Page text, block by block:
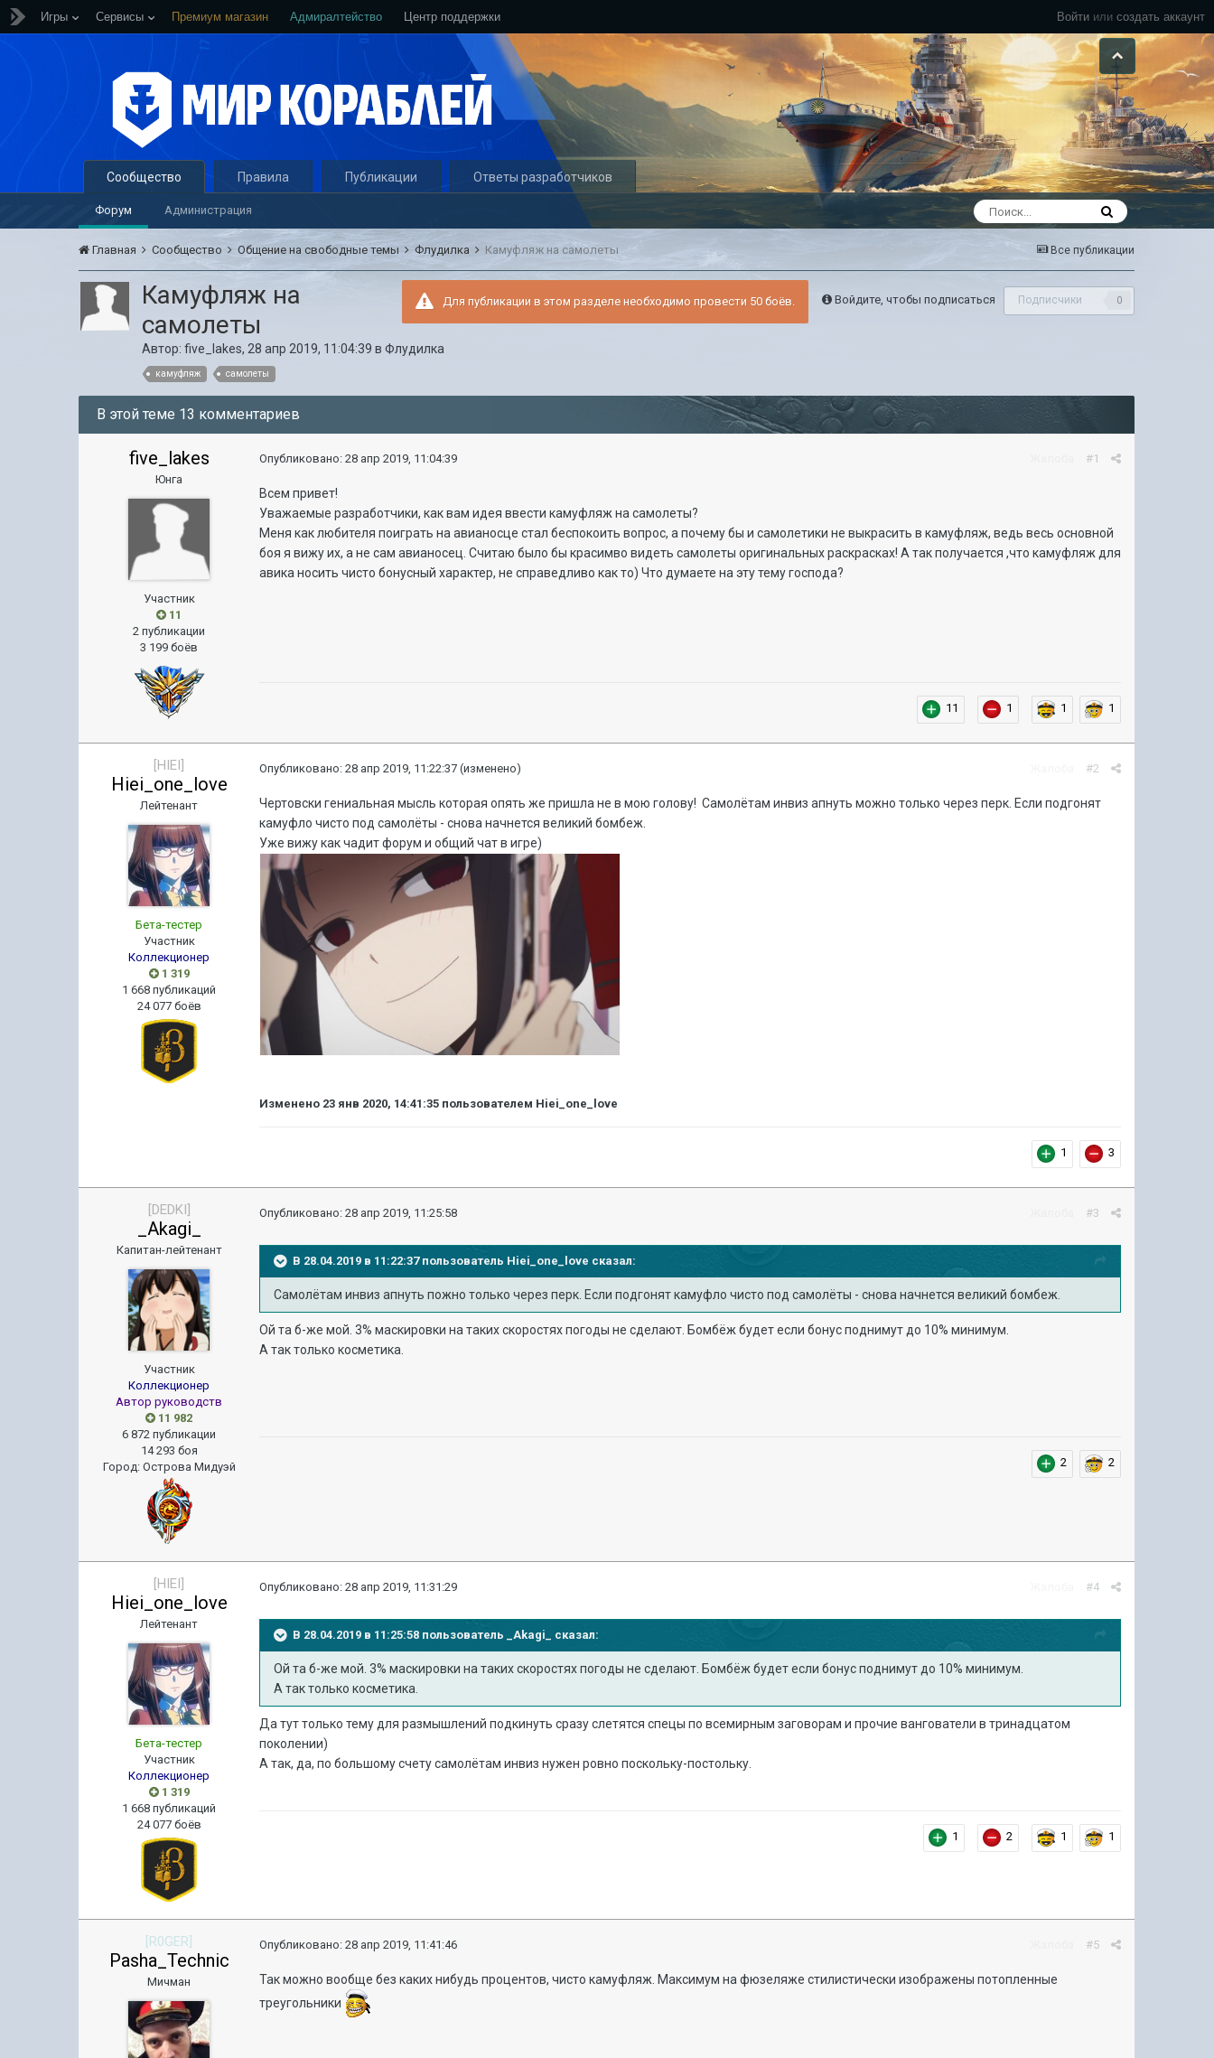
Войти или создать аккаунт
Игры Сервисы Премиум магазин Адмиралтейство Центр поддержки
Сообщество
Форум Администрация
Правила Публикации Ответы разработчиков
Все публикации
Главная Сообщество Общение на свободные темы Флудилка Камуфляж на самолеты
Войдите, чтобы подписаться Подписчики 0
Для публикации в этом разделе необходимо провести 50 боёв.
Камуфляж на
самолеты
Автор:five_lakes, 28 апр 2019, 11:04:39 вФлудилка
камуфляж самолеты
В этой теме 13 комментариев
five_lakes
Юнга
Участник
11
2 публикации
3 199 боёв
#1
Опубликовано:28 апр 2019, 11:04:39
Всем привет!
Уважаемые разработчики, как вам идея ввести камуфляж на самолеты?
Меня как любителя поиграть на авианосце стал беспокоить вопрос, а почему бы и самолетики не выкрасить в камуфляж, ведь весь основной
боя я вижу их, а не сам авианосец. Считаю было бы красимво видеть самолеты оригинальных раскрасках! А так получается ,что камуфляж для
авика носить чисто бонусный характер, не справедливо как то) Что думаете на эту тему господа?
11 1 1 1
[HIEI]
Hiei_one_love
Лейтенант
Бета-тестер
Участник
Коллекционер
1 319
1 668 публикаций
24 077 боёв
#2
Опубликовано:28 апр 2019, 11:22:37 (изменено)
Чертовски гениальная мысль которая опять же пришла не в мою голову! Самолётам инвиз апнуть можно только через перк. Если подгонят
камуфло чисто под самолёты - снова начнется великий бомбеж.
Уже вижу как чадит форум и общий чат в игре)
Изменено 23 янв 2020, 14:41:35 пользователем Hiei_one_love
1 3
[DEDKI]
_Akagi_
Капитан-лейтенант
Участник
Коллекционер
Автор руководств
11 982
6 872 публикации
14 293 боя
Город: Острова Мидуэй
#3
Опубликовано:28 апр 2019, 11:25:58
В 28.04.2019 в 11:22:37 пользователь Hiei_one_love сказал:
Самолётам инвиз апнуть пожно только через перк. Если подгонят камуфло чисто под самолёты - снова начнется великий бомбеж.
Ой та б-же мой. 3% маскировки на таких скоростях погоды не сделают. Бомбёж будет если бонус поднимут до 10% минимум.
А так только косметика.
2 2
[HIEI]
Hiei_one_love
Лейтенант
Бета-тестер
Участник
Коллекционер
1 319
1 668 публикаций
24 077 боёв
#4
Опубликовано:28 апр 2019, 11:31:29
В 28.04.2019 в 11:25:58 пользователь _Akagi_ сказал:
Ой та б-же мой. 3% маскировки на таких скоростях погоды не сделают. Бомбёж будет если бонус поднимут до 10% минимум.
А так только косметика.
Да тут только тему для размышлений подкинуть сразу слетятся спецы по всемирным заговорам и прочие вангователи в тринадцатом
поколении)
А так, да, по большому счету самолётам инвиз нужен ровно поскольку-постольку.
1 2 1 1
[R0GER]
Pasha_Technic
Мичман
#5
Опубликовано:28 апр 2019, 11:41:46
Так можно вообще без каких нибудь процентов, чисто камуфляж. Максимум на фюзеляже стилистически изображены потопленные
треугольники